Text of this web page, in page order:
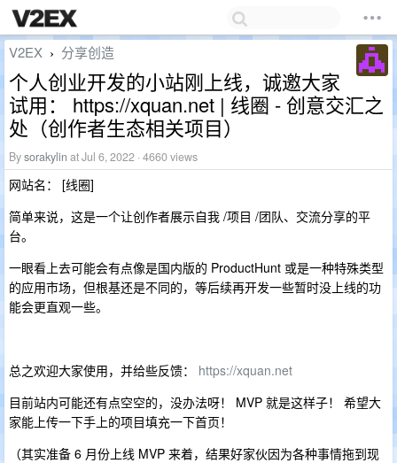
V2EX › 分享创造
个人创业开发的小站刚上线，诚邀大家
试用： https://xquan.net | 线圈 - 创意交汇之
处（创作者生态相关项目）
Bysorakylin at Jul 6, 2022 · 4660 views
网站名： [线圈]
简单来说，这是一个让创作者展示自我 /项目 /团队、交流分享的平
台。
一眼看上去可能会有点像是国内版的 ProductHunt 或是一种特殊类型
的应用市场，但根基还是不同的，等后续再开发一些暂时没上线的功
能会更直观一些。
总之欢迎大家使用，并给些反馈： https://xquan.net
目前站内可能还有点空空的，没办法呀！ MVP 就是这样子！ 希望大
家能上传一下手上的项目填充一下首页！
（其实准备 6 月份上线 MVP 来着，结果好家伙因为各种事情拖到现